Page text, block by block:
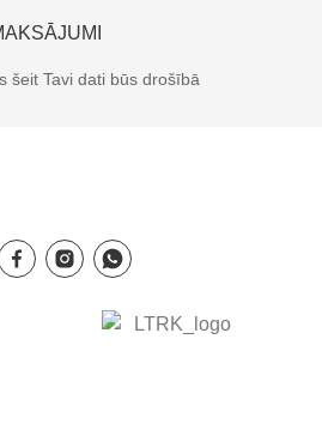
šeit Tavi dati būs drošībā